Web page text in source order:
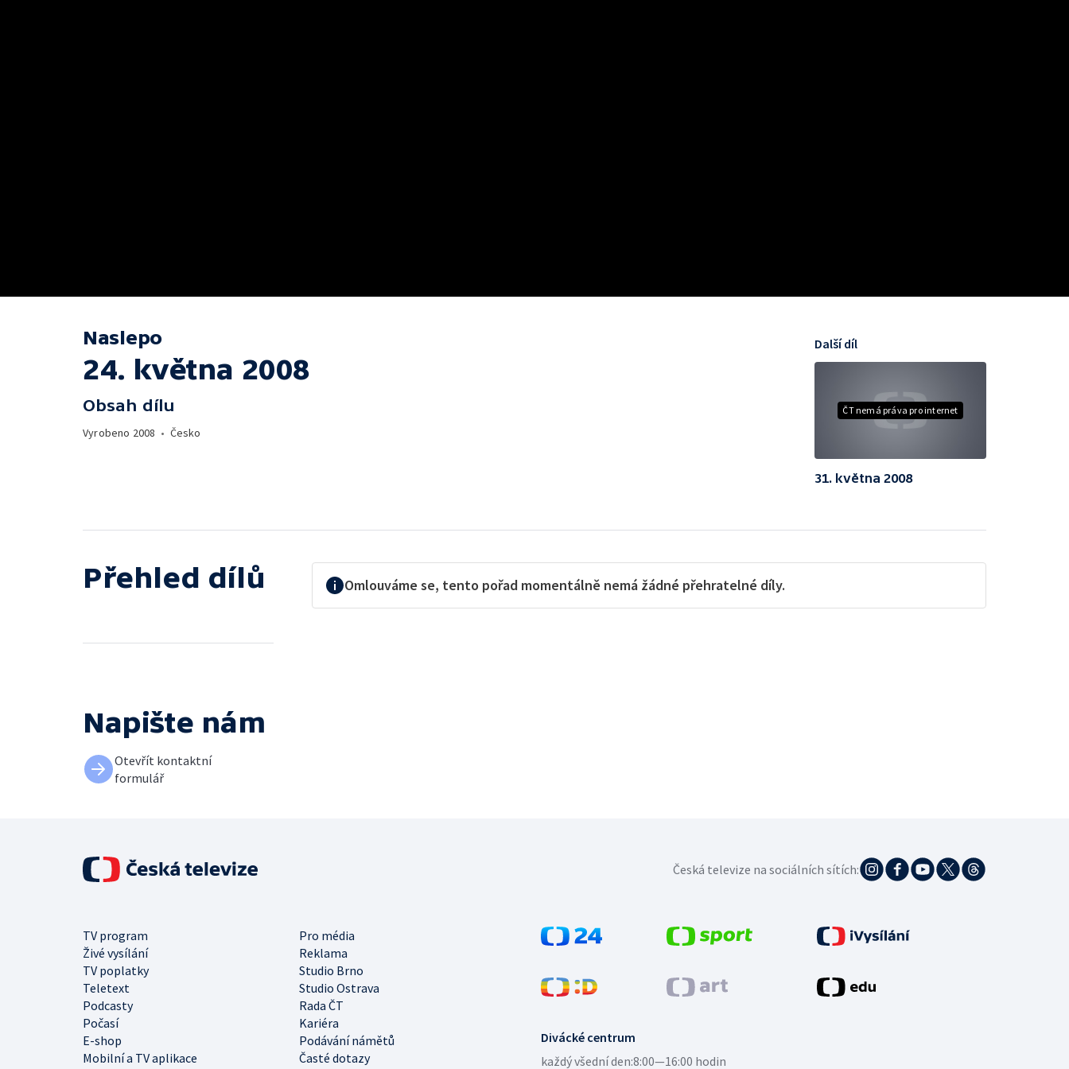
Naslepo
24. května 2008
Obsah dílu
Vyrobeno 2008 • Česko
ČT nemá práva pro internet
Další díl
31. května 2008
Přehled dílů Omlouváme se, tento pořad momentálně nemá žádné přehratelné díly.
Napište nám
Otevřít kontaktní
formulář
Divácké centrum
každý všední den:8:00—16:00 hodin
TV program
Pro média
Živé vysílání
Reklama
TV poplatky
Studio Brno
Teletext
Studio Ostrava
Podcasty
Rada ČT
Počasí
Kariéra
E-shop
Podávání námětů
Mobilní a TV aplikace
Časté dotazy
Česká televize na sociálních sítích: